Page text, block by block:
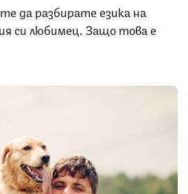
да разбирате езика на
си любимец. Защо това е